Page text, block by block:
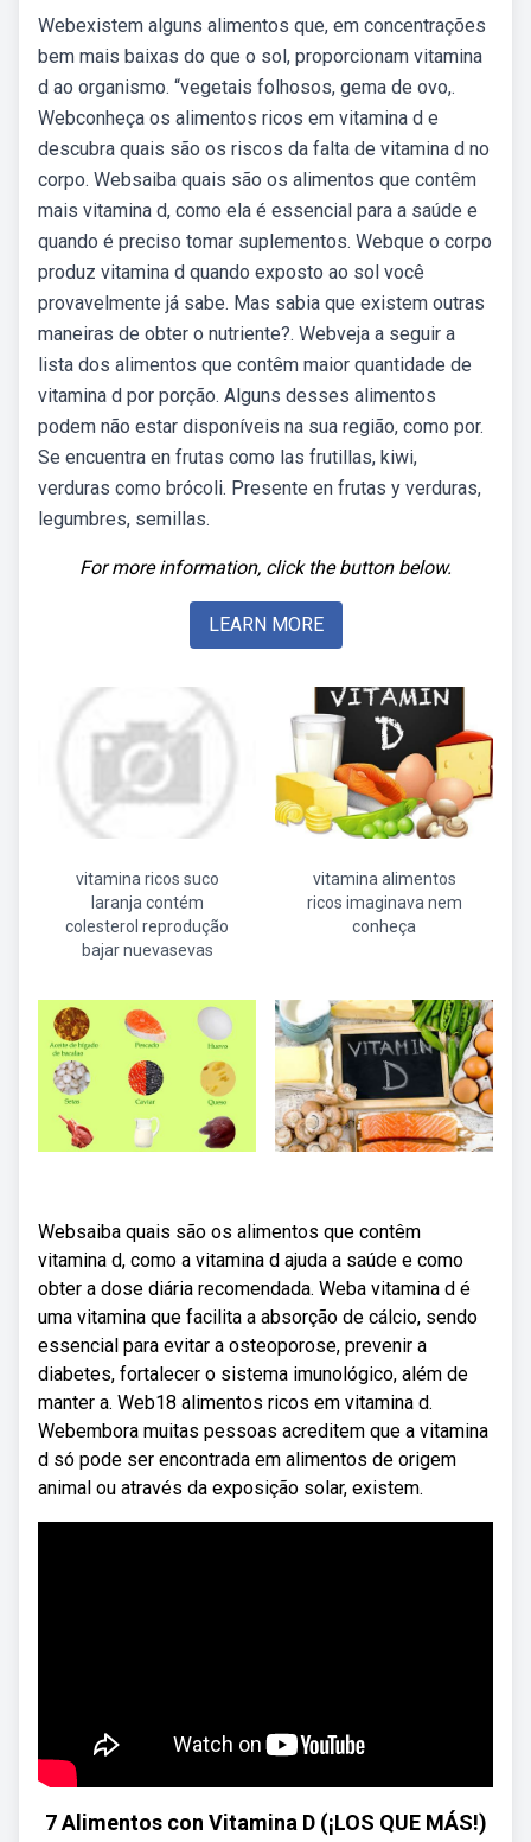
Webexistem alguns alimentos que, em concentrações
bem mais baixas do que o sol, proporcionam vitamina
d ao organismo. “vegetais folhosos, gema de ovo,.
Webconheça os alimentos ricos em vitamina d e
descubra quais são os riscos da falta de vitamina d no
corpo. Websaiba quais são os alimentos que contêm
mais vitamina d, como ela é essencial para a saúde e
quando é preciso tomar suplementos. Webque o corpo
produz vitamina d quando exposto ao sol você
provavelmente já sabe. Mas sabia que existem outras
maneiras de obter o nutriente?. Webveja a seguir a
lista dos alimentos que contêm maior quantidade de
vitamina d por porção. Alguns desses alimentos
podem não estar disponíveis na sua região, como por.
Se encuentra en frutas como las frutillas, kiwi,
verduras como brócoli. Presente en frutas y verduras,
legumbres, semillas.
For more information, click the button below.
LEARN MORE
vitamina ricos suco
laranja contém
colesterol reprodução
bajar nuevasevas
vitamina alimentos
ricos imaginava nem
conheça
Websaiba quais são os alimentos que contêm
vitamina d, como a vitamina d ajuda a saúde e como
obter a dose diária recomendada. Weba vitamina d é
uma vitamina que facilita a absorção de cálcio, sendo
essencial para evitar a osteoporose, prevenir a
diabetes, fortalecer o sistema imunológico, além de
manter a. Web18 alimentos ricos em vitamina d.
Webembora muitas pessoas acreditem que a vitamina
d só pode ser encontrada em alimentos de origem
animal ou através da exposição solar, existem.
7 Alimentos con Vitamina D (¡LOS QUE MÁS!)